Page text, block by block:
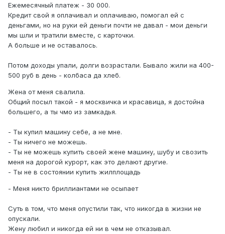
Ежемесячный платеж - 30 000.
Кредит свой я оплачивал и оплачиваю, помогал ей с
деньгами, но на руки ей деньги почти не давал - мои деньги
мы шли и тратили вместе, с карточки.
А больше и не оставалось.
Потом доходы упали, долги возрастали. Бывало жили на 400-
500 руб в день - колбаса да хлеб.
Жена от меня свалила.
Общий посыл такой - я москвичка и красавица, я достойна
большего, а ты чмо из замкадья.
- Ты купил машину себе, а не мне.
- Ты ничего не можешь.
- Ты не можешь купить своей жене машину, шубу и свозить
меня на дорогой курорт, как это делают другие.
- Ты не в состоянии купить жилплощадь
- Меня никто бриллиантами не осыпает
Суть в том, что меня опустили так, что никогда в жизни не
опускали.
Жену любил и никогда ей ни в чем не отказывал.